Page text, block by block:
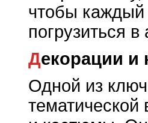
чтобы каждый
погрузиться
Декорации
Одной из
тематической